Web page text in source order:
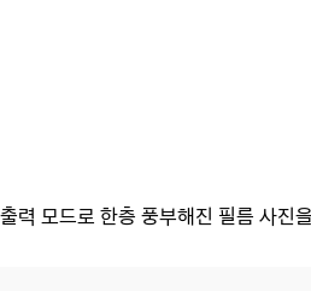
력 모드로 한층 풍부해진 필름 사진